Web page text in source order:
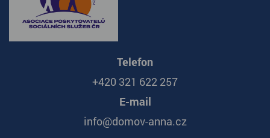
Telefon
+420 321 622 257
E-mail
info@domov-anna.cz